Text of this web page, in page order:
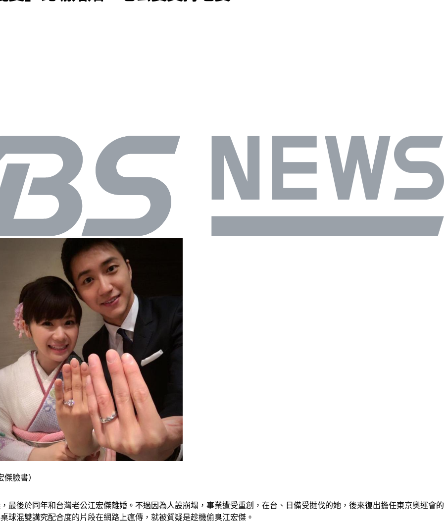
臉書）
最後於同年和台灣老公江宏傑離婚。不過因為人設崩塌，事業遭受重創，在台、日備受撻伐的她，後來復出擔任東京奧運會的
球混雙講究配合度的片段在網路上瘋傳，就被質疑是趁機偷臭江宏傑。